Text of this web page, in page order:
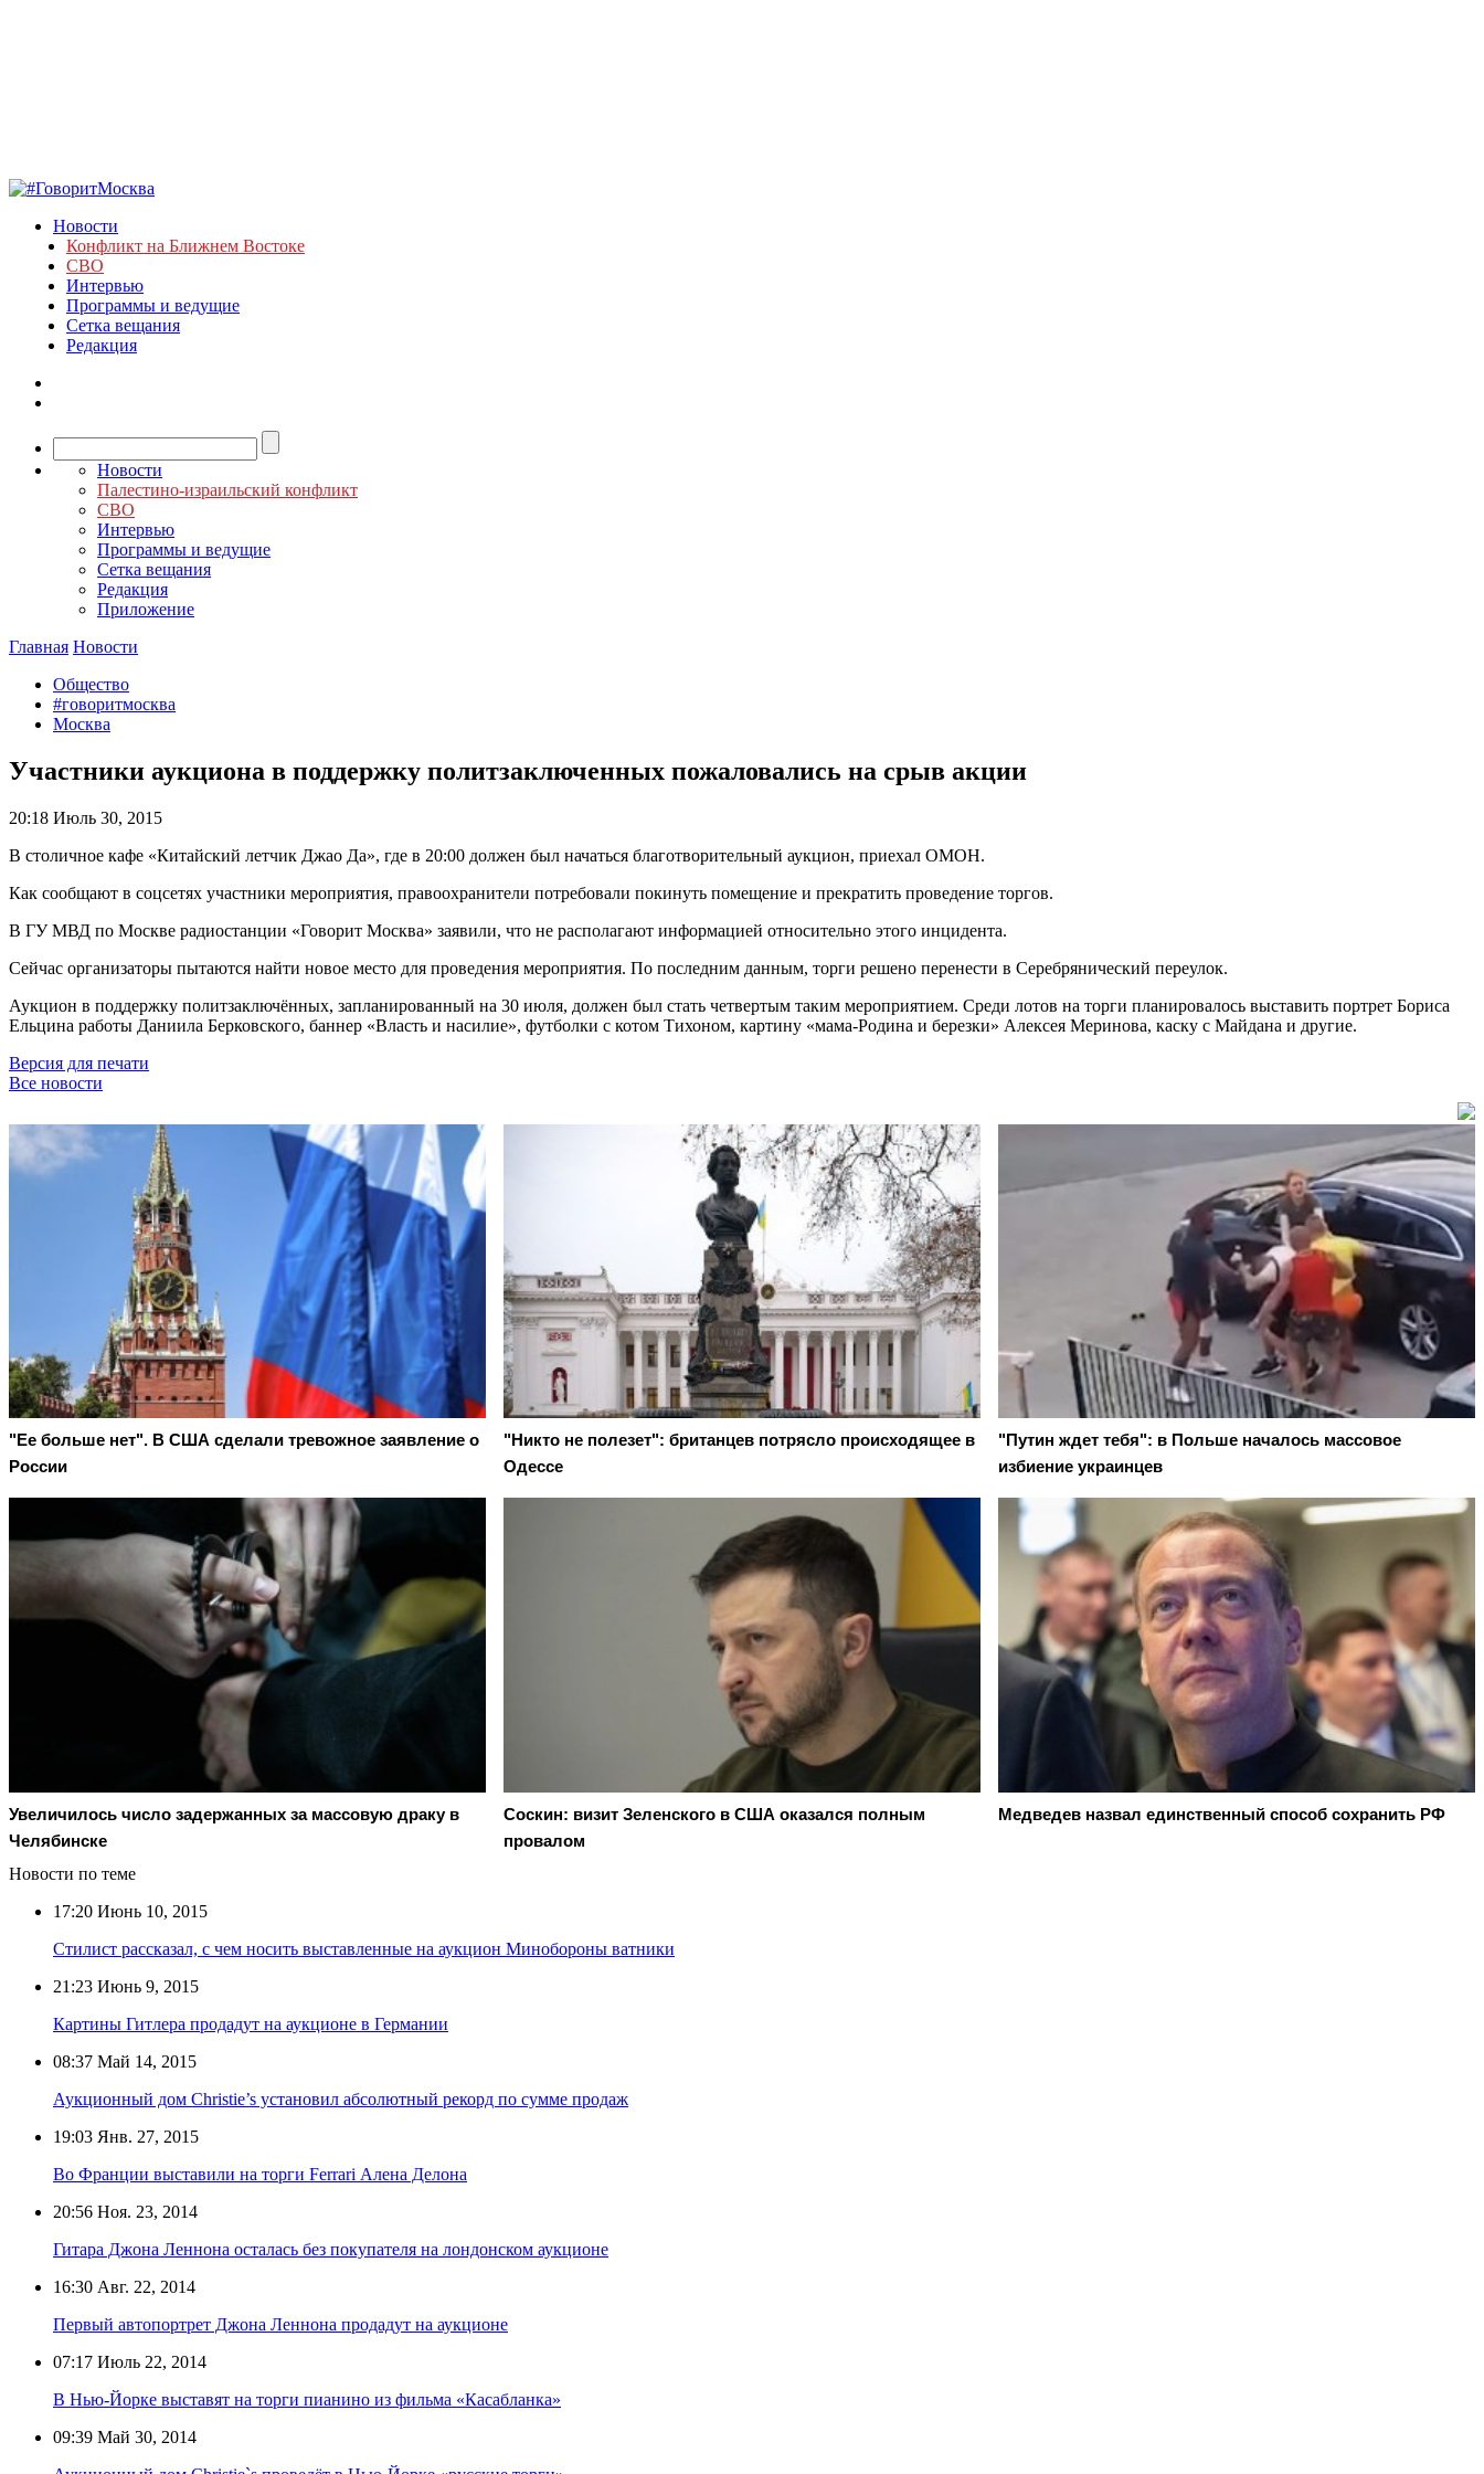
Новости
Конфликт на Ближнем Востоке
СВО
Интервью
Программы и ведущие
Сетка вещания
Редакция
Новости
Палестино-израильский конфликт
СВО
Интервью
Программы и ведущие
Сетка вещания
Редакция
Приложение
Главная Новости
Общество
#говоритмосква
Москва
Участники аукциона в поддержку политзаключенных пожаловались на срыв акции
20:18 Июль 30, 2015
В столичное кафе «Китайский летчик Джао Да», где в 20:00 должен был начаться благотворительный аукцион, приехал ОМОН.
Как сообщают в соцсетях участники мероприятия, правоохранители потребовали покинуть помещение и прекратить проведение торгов.
В ГУ МВД по Москве радиостанции «Говорит Москва» заявили, что не располагают информацией относительно этого инцидента.
Сейчас организаторы пытаются найти новое место для проведения мероприятия. По последним данным, торги решено перенести в Серебрянический переулок.
Аукцион в поддержку политзаключённых, запланированный на 30 июля, должен был стать четвертым таким мероприятием. Среди лотов на торги планировалось выставить портрет Бориса
Ельцина работы Даниила Берковского, баннер «Власть и насилие», футболки с котом Тихоном, картину «мама-Родина и березки» Алексея Меринова, каску с Майдана и другие.
Версия для печати
Все новости
"Ее больше нет". В США сделали тревожное заявление о
России
"Никто не полезет": британцев потрясло происходящее в
Одессе
"Путин ждет тебя": в Польше началось массовое
избиение украинцев
Увеличилось число задержанных за массовую драку в
Челябинске
Соскин: визит Зеленского в США оказался полным
провалом
Медведев назвал единственный способ сохранить РФ
Новости по теме
17:20 Июнь 10, 2015
Стилист рассказал, с чем носить выставленные на аукцион Минобороны ватники
21:23 Июнь 9, 2015
Картины Гитлера продадут на аукционе в Германии
08:37 Май 14, 2015
Аукционный дом Christie’s установил абсолютный рекорд по сумме продаж
19:03 Янв. 27, 2015
Во Франции выставили на торги Ferrari Алена Делона
20:56 Ноя. 23, 2014
Гитара Джона Леннона осталась без покупателя на лондонском аукционе
16:30 Авг. 22, 2014
Первый автопортрет Джона Леннона продадут на аукционе
07:17 Июль 22, 2014
В Нью-Йорке выставят на торги пианино из фильма «Касабланка»
09:39 Май 30, 2014